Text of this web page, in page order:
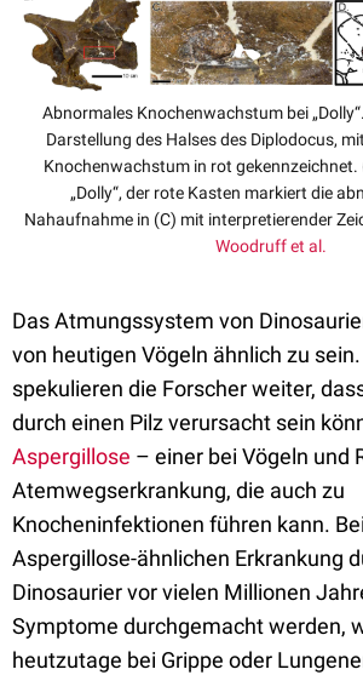
Abnormales Knochenwachstum bei
Darstellung des Halses des Diplodocus,
Knochenwachstum in rot gekennzeichnet.
„Dolly“, der rote Kasten markiert die
Nahaufnahme in (C) mit interpretierender
Woodruff et al.
Das Atmungssystem von
von heutigen Vögeln ähnlich zu
spekulieren die Forscher weiter,
durch einen Pilz verursacht sein
Aspergillose – einer bei Vögeln und
Atemwegserkrankung, die auch zu
Knocheninfektionen führen kann.
Aspergillose-ähnlichen Erkrankung
Dinosaurier vor vielen Millionen
Symptome durchgemacht werden,
heutzutage bei Grippe oder